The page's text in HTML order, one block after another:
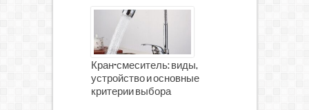
Кран-смеситель: виды,
устройство и основные
критерии выбора